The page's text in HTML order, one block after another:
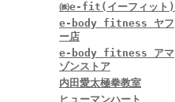
㈱e-fit(イーフィット)
e-body fitness ヤフ
ー店
e-body fitness アマ
ゾンストア
内田愛太極拳教室
ヒューマンハート